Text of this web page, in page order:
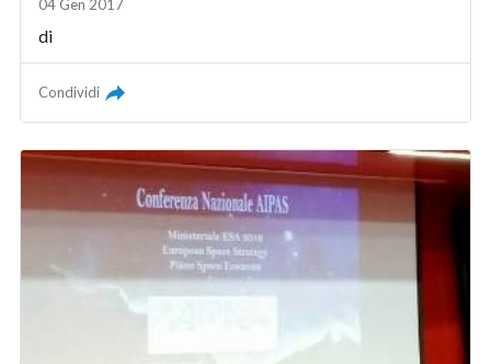
04 Gen 2017
di
Condividi